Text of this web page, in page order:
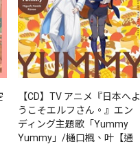
【CD】TV アニメ『日本へよ
うこそエルフさん。』エン
ディング主題歌「Yummy
Yummy」/樋口楓、叶【通